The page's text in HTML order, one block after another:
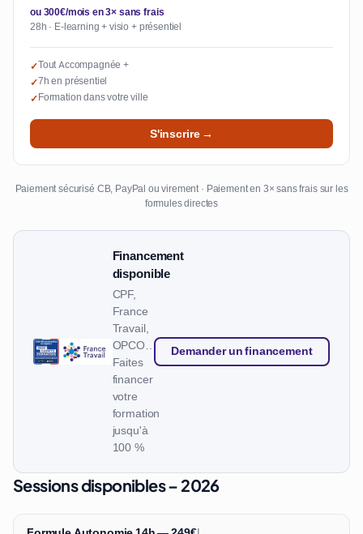
ou 300€/mois en 3× sans frais
28h · E-learning + visio + présentiel
✓Tout Accompagnée +
✓7h en présentiel
✓Formation dans votre ville
S'inscrire →
Paiement sécurisé CB, PayPal ou virement · Paiement en 3× sans frais sur les
formules directes
Financement
disponible
CPF,
France
Travail,
OPCO…
Faites
financer
votre
formation
jusqu'à
100 %
Demander un financement
Sessions disponibles – 2026